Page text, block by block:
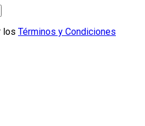
los Términos y Condiciones